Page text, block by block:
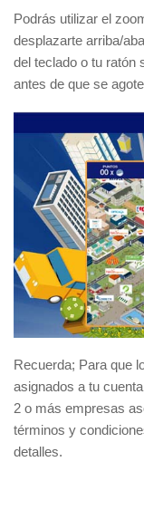
Podrás utilizar el
desplazarte arriba/
del teclado o tu ratón
antes de que se
Recuerda; Para que
asignados a tu
2 o más empresas
términos y
detalles.